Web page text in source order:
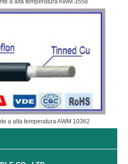
a alta temperatura AWM 3558
a alta temperatura AWM 10362